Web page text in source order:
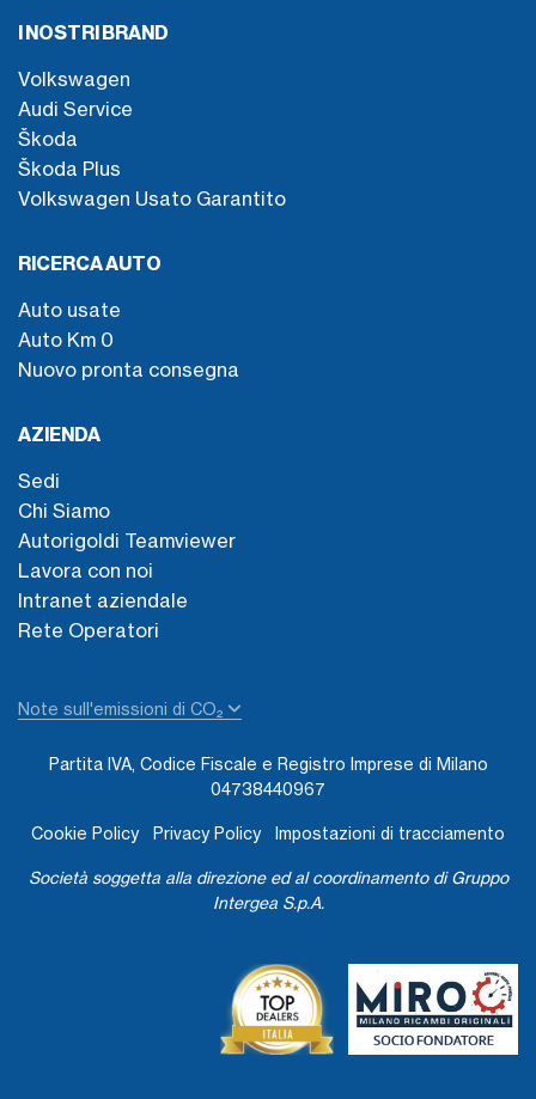
I NOSTRI BRAND
Volkswagen
Audi Service
Škoda
Škoda Plus
Volkswagen Usato Garantito
RICERCA AUTO
Auto usate
Auto Km 0
Nuovo pronta consegna
AZIENDA
Sedi
Chi Siamo
Autorigoldi Teamviewer
Lavora con noi
Intranet aziendale
Rete Operatori
Note sull'emissioni di CO₂
Partita IVA, Codice Fiscale e Registro Imprese di Milano
04738440967
Cookie Policy Privacy Policy Impostazioni di tracciamento
Società soggetta alla direzione ed al coordinamento di Gruppo
Intergea S.p.A.